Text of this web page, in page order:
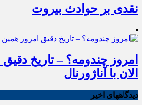
نقدی بر حوادث بیروت
امروز چندومه؟ – تاریخ
الان با آناژورنال
دیدگاههای اخیر